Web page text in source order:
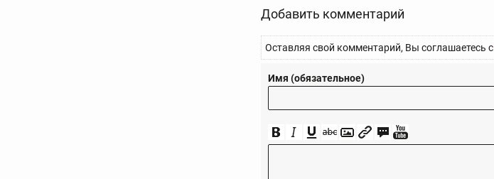
Добавить комментарий
Оставляя свой комментарий, Вы соглашаетесь с
Имя (обязательное)